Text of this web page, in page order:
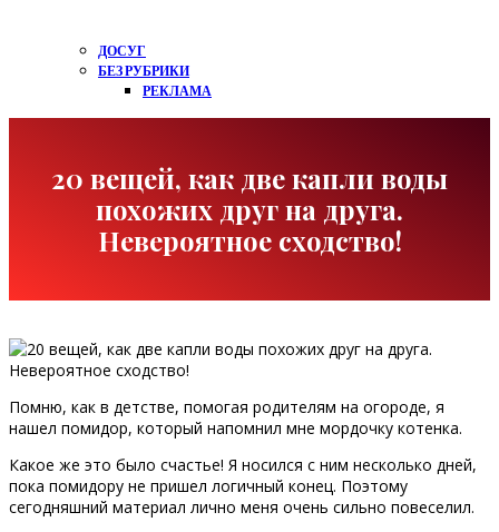
ДОСУГ
БЕЗ РУБРИКИ
РЕКЛАМА
20 вещей, как две капли воды
похожих друг на друга.
Невероятное сходство!
Помню, как в детстве, помогая родителям на огороде, я
нашел помидор, который напомнил мне мордочку котенка.
Какое же это было счастье! Я носился с ним несколько дней,
пока помидору не пришел логичный конец. Поэтому
сегодняшний материал лично меня очень сильно повеселил.